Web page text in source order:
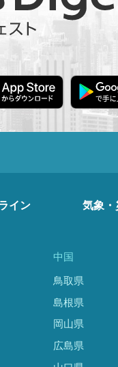
イン 気象・
中国
鳥取県
島根県
岡山県
広島県